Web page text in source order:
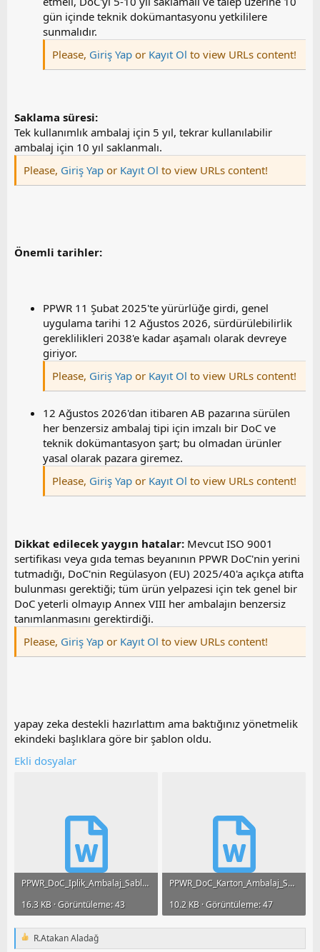
gün içinde teknik dokümantasyonu yetkililere
sunmalıdır.
Please, Giriş Yap or Kayıt Ol to view URLs content!
Saklama süresi:
Tek kullanımlık ambalaj için 5 yıl, tekrar kullanılabilir
ambalaj için 10 yıl saklanmalı.
Please, Giriş Yap or Kayıt Ol to view URLs content!
Önemli tarihler:
PPWR 11 Şubat 2025'te yürürlüğe girdi, genel
uygulama tarihi 12 Ağustos 2026, sürdürülebilirlik
gereklilikleri 2038'e kadar aşamalı olarak devreye
giriyor.
Please, Giriş Yap or Kayıt Ol to view URLs content!
12 Ağustos 2026'dan itibaren AB pazarına sürülen
her benzersiz ambalaj tipi için imzalı bir DoC ve
teknik dokümantasyon şart; bu olmadan ürünler
yasal olarak pazara giremez.
Please, Giriş Yap or Kayıt Ol to view URLs content!
Dikkat edilecek yaygın hatalar: Mevcut ISO 9001
sertifikası veya gıda temas beyanının PPWR DoC'nin yerini
tutmadığı, DoC'nin Regülasyon (EU) 2025/40'a açıkça atıfta
bulunması gerektiği; tüm ürün yelpazesi için tek genel bir
DoC yeterli olmayıp Annex VIII her ambalajın benzersiz
tanımlanmasını gerektirdiği.
Please, Giriş Yap or Kayıt Ol to view URLs content!
yapay zeka destekli hazırlattım ama baktığınız yönetmelik
ekindeki başlıklara göre bir şablon oldu.
Ekli dosyalar
PPWR_DoC_Iplik_Ambalaj_Sablonu.docx
16.3 KB · Görüntüleme: 43
PPWR_DoC_Karton_Ambalaj_Sablonu.docx
10.2 KB · Görüntüleme: 47
T
R.Atakan Aladağ